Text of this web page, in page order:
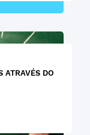
ATRAVÉS DO